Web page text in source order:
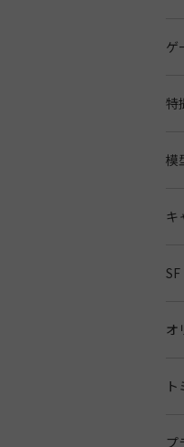
ゲ
特
模
キ
オ
プ